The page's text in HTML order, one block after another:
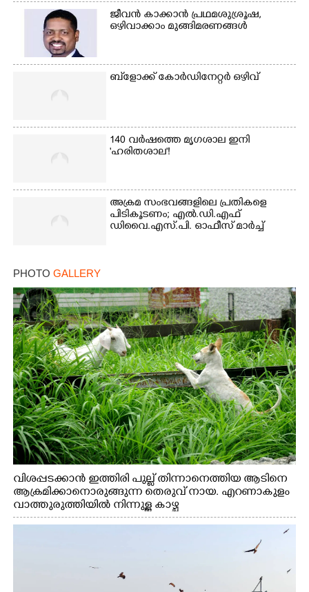
ജീവൻ കാക്കാൻ പ്രഥമശുശ്രൂഷ,
ഒഴിവാക്കാം മുങ്ങിമരണങ്ങൾ
ബ്‌ളോക്ക് കോർഡിനേറ്റർ ഒഴിവ്
140 വർഷത്തെ മൃഗശാല ഇനി
'ഹരിതശാല'!
അക്രമ സംഭവങ്ങളിലെ പ്രതികളെ
പിടികൂടണം; എൽ.ഡി.എഫ്
ഡിവൈ.എസ്.പി. ഓഫീസ് മാർച്ച്
PHOTO GALLERY
വിശപ്പടക്കാൻ ഇത്തിരി പുല്ല് തിന്നാനെത്തിയ ആടിനെ
ആക്രമിക്കാനൊരുങ്ങുന്ന തെരുവ് നായ. എറണാകുളം
വാത്തുരുത്തിയിൽ നിന്നുള്ള കാഴ്ച